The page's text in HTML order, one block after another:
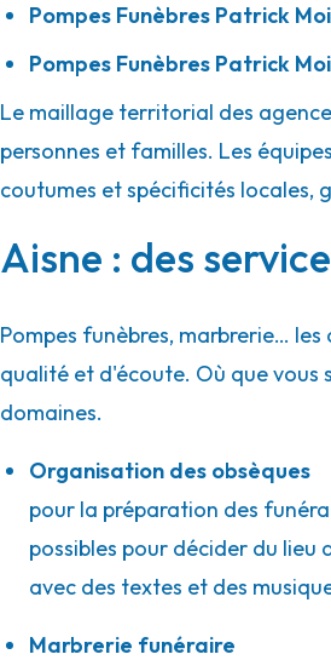
Pompes Funèbres Patrick
Pompes Funèbres Patrick
Le maillage territorial des
personnes et familles. Les
coutumes et spécificités locales,
Aisne : des
Pompes funèbres, marbrerie…
qualité et d'écoute. Où que vous
domaines.
Organisation des obsèques
pour la préparation des
possibles pour décider du lieu
avec des textes et des
Marbrerie funéraire